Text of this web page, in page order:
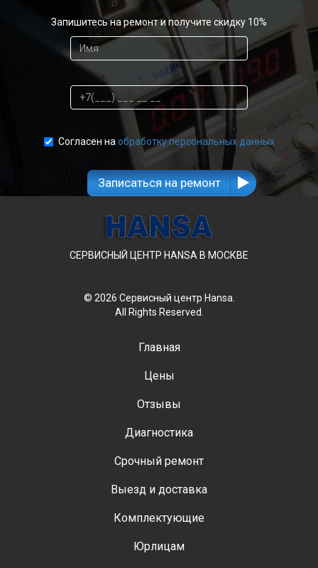
Запишитесь на ремонт и получите скидку 10%
Согласен наобработку персональных данных
Записаться на ремонт
СЕРВИСНЫЙ ЦЕНТР HANSA В МОСКВЕ
© 2026 Сервисный центр Hansa.
All Rights Reserved.
Главная
Цены
Отзывы
Диагностика
Срочный ремонт
Выезд и доставка
Комплектующие
Юрлицам